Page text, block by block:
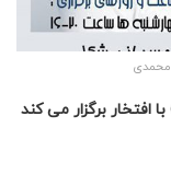
برگزار می کند